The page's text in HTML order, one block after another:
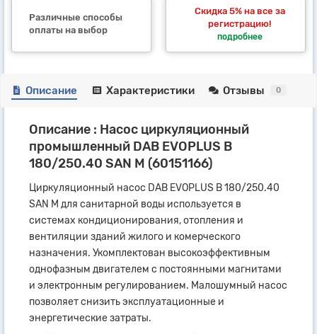
Различные способы
оплаты на выбор
Скидка 5% на все за
регистрацию!
подробнее
Описание Характеристики Отзывы 0
Описание : Насос циркуляционный
промышленный DAB EVOPLUS B
180/250.40 SAN M (60151166)
Циркуляционный насос DAB EVOPLUS B 180/250.40
SAN M для санитарной воды используется в
системах кондиционирования, отопления и
вентиляции зданий жилого и комерческого
назначения. Укомплектован высокоэффективным
однофазным двигателем с постоянными магнитами
и электронным регулированием. Малошумный насос
позволяет снизить эксплуатационные и
энергетические затраты.